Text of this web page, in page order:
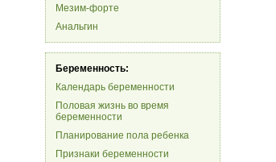
Мезим-форте
Анальгин
Беременность:
Календарь беременности
Половая жизнь во время
беременности
Планирование пола ребенка
Признаки беременности